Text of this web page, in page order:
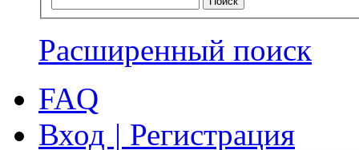
Расширенный поиск
FAQ
Вход | Регистрация